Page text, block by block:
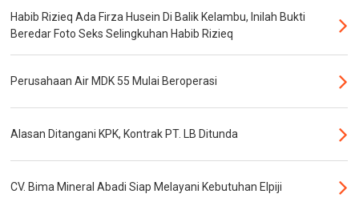
Habib Rizieq Ada Firza Husein Di Balik Kelambu, Inilah Bukti
Beredar Foto Seks Selingkuhan Habib Rizieq
Perusahaan Air MDK 55 Mulai Beroperasi
Alasan Ditangani KPK, Kontrak PT. LB Ditunda
CV. Bima Mineral Abadi Siap Melayani Kebutuhan Elpiji